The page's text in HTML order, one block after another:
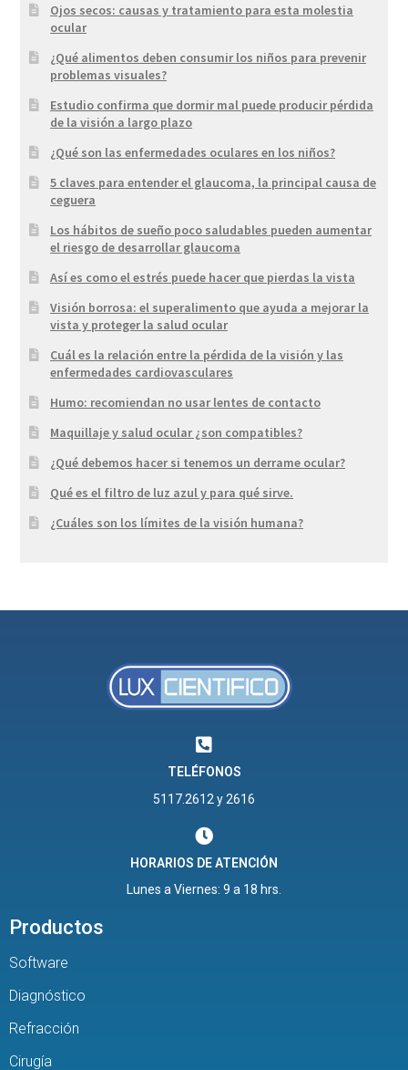
Ojos secos: causas y tratamiento para esta molestia
ocular
¿Qué alimentos deben consumir los niños para prevenir
problemas visuales?
Estudio confirma que dormir mal puede producir pérdida
de la visión a largo plazo
¿Qué son las enfermedades oculares en los niños?
5 claves para entender el glaucoma, la principal causa de
ceguera
Los hábitos de sueño poco saludables pueden aumentar
el riesgo de desarrollar glaucoma
Así es como el estrés puede hacer que pierdas la vista
Visión borrosa: el superalimento que ayuda a mejorar la
vista y proteger la salud ocular
Cuál es la relación entre la pérdida de la visión y las
enfermedades cardiovasculares
Humo: recomiendan no usar lentes de contacto
Maquillaje y salud ocular ¿son compatibles?
¿Qué debemos hacer si tenemos un derrame ocular?
Qué es el filtro de luz azul y para qué sirve.
¿Cuáles son los límites de la visión humana?
TELÉFONOS
5117.2612 y 2616
HORARIOS DE ATENCIÓN
Lunes a Viernes: 9 a 18 hrs.
Productos
Software
Diagnóstico
Refracción
Cirugía